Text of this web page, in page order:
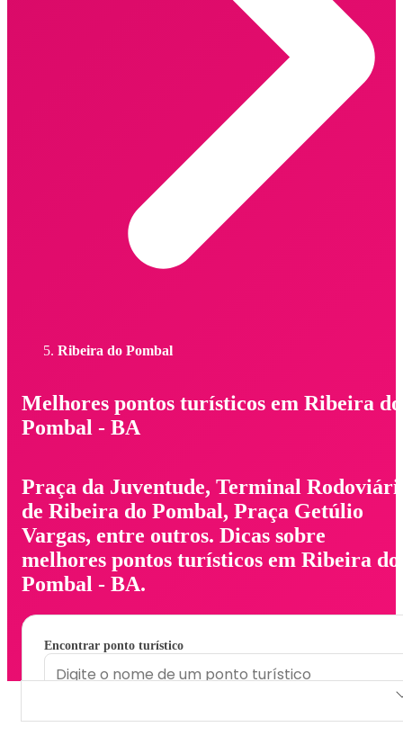
Ribeira do Pombal
Melhores pontos turísticos em Ribeira do
Pombal - BA
Praça da Juventude, Terminal
de Ribeira do Pombal, Praça Getúlio
Vargas, entre outros. Dicas sobre
melhores pontos turísticos em Ribeira do
Pombal - BA.
Encontrar ponto turístico